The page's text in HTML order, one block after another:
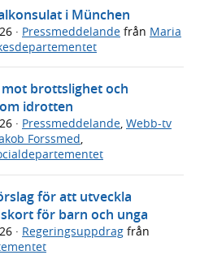
i München
· Pressmeddelande från Maria
brottslighet och
idrotten
· Pressmeddelande, Webb-tv
Forssmed,
för att utveckla
för barn och unga
· Regeringsuppdrag från